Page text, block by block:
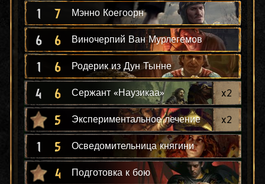
1 7 Мэнно Коегоорн
6 6 Виночерпий Ван Мурлегемов
1 6 Родерик из Дун Тынне
4 6 Сержант «Наузикаа» x2
5 Экспериментальное лечение x2
1 5 Осведомительница княгини
4 Подготовка к бою